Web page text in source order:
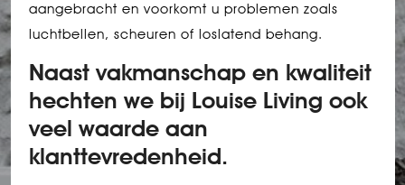
aangebracht en voorkomt u problemen zoals
luchtbellen, scheuren of loslatend behang.
Naast vakmanschap en kwaliteit
hechten we bij Louise Living ook
veel waarde aan
klanttevredenheid.